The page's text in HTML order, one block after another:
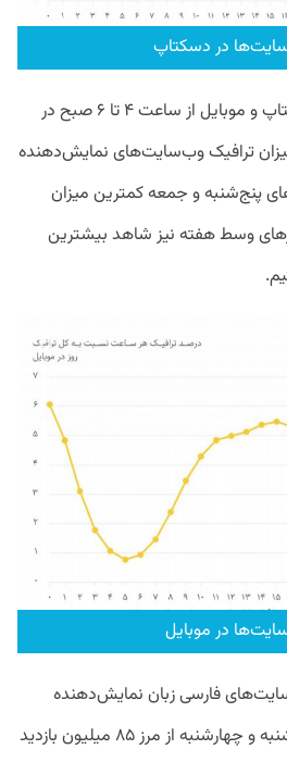
در دسکتاپ
میزان استفاده کاربران دسکتاپ و موبایل از ساعت ۴ تا ۶ صبح در
ترافیک وب‌سایت‌های نمایش‌دهنده
پنج‌شنبه و جمعه کمترین میزان
وسط هفته نیز شاهد بیشترین
در موبایل
فارسی زبان نمایش‌دهنده
تبلیغ در روزهای شنبه، سه‌شنبه و چهارشنبه از مرز ۸۵ میلیون بازدید